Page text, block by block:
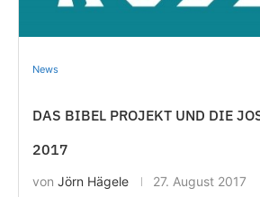
News
DAS BIBEL PROJEKT UND DIE
2017
von Jörn Hägele 27. August 2017